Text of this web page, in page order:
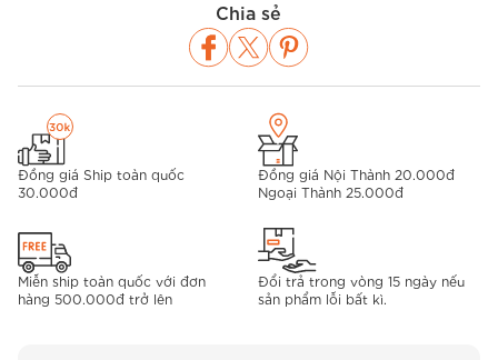
Chia sẻ
Đồng giá Ship toàn quốc
30.000đ
Đồng giá Nội Thành 20.000đ
Ngoại Thành 25.000đ
Miễn ship toàn quốc với đơn
hàng 500.000đ trở lên
Đổi trả trong vòng 15 ngày nếu
sản phẩm lỗi bất kì.